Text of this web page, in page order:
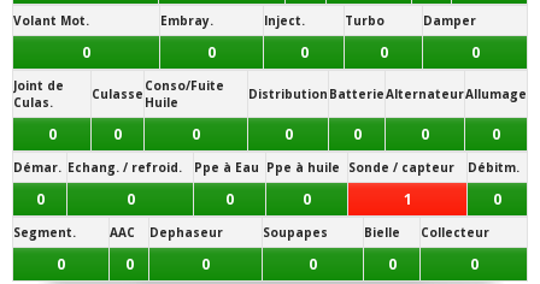
Volant Mot. Embray. Inject. Turbo Damper
0 0 0 0 0
Joint de
Culas.
Culasse Conso/Fuite
Huile
Distribution BatterieAlternateurAllumage
0 0 0 0 0 0 0
Démar. Echang. / refroid. Ppe à Eau Ppe à huile Sonde / capteur Débitm.
0 0 0 0 1 0
Segment. AAC Dephaseur Soupapes Bielle Collecteur
0 0 0 0 0 0